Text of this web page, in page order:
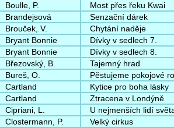
Boulle, P.
Most přes řeku Kwai
Brandejsová
Senzační dárek
Brouček, V.
Chytání naděje
Bryant Bonnie
Dívky v sedlech 7.
Bryant Bonnie
Dívky v sedlech 8.
Březovský, B.
Tajemný hrad
Bureš, O.
Pěstujeme pokojové
Cartland
Kytice pro boha lásky
Cartland
Ztracena v Londýně
Cipriani, L.
U nejmenších lidí
Clostermann, P.
Velký cirkus